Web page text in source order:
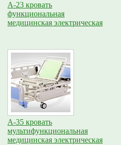
A-23 кровать
функциональная
медицинская электрическая
A-35 кровать
мультифункциональная
медицинская электрическая